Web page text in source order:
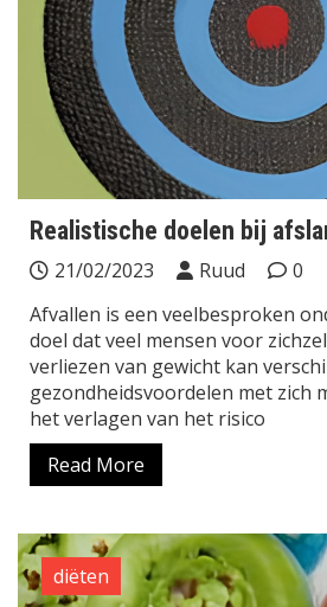
Realistische doelen bij
21/02/2023 Ruud
0
Afvallen is een veelbesproken
doel dat veel mensen voor
verliezen van gewicht kan
gezondheidsvoordelen met zich
het verlagen van het risico
Read More
diëten